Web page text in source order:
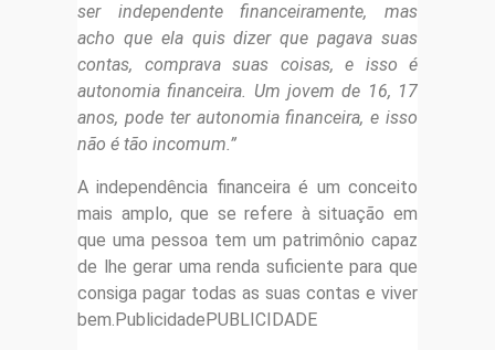
ser independente financeiramente, mas
acho que ela quis dizer que pagava suas
contas, comprava suas coisas, e isso é
autonomia financeira. Um jovem de 16, 17
anos, pode ter autonomia financeira, e isso
não é tão incomum.”
A independência financeira é um conceito
mais amplo, que se refere à situação em
que uma pessoa tem um patrimônio capaz
de lhe gerar uma renda suficiente para que
consiga pagar todas as suas contas e viver
bem.PublicidadePUBLICIDADE